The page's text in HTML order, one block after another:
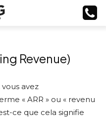
Revenue)
vous avez
« ARR » ou « revenu
ce que cela signifie